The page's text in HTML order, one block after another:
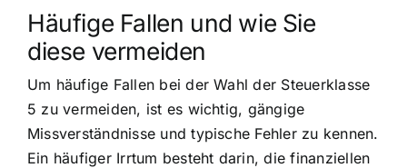
Häufige Fallen und wie Sie
diese vermeiden
Um häufige Fallen bei der Wahl der Steuerklasse
5 zu vermeiden, ist es wichtig, gängige
Missverständnisse und typische Fehler zu kennen.
Ein häufiger Irrtum besteht darin, die finanziellen